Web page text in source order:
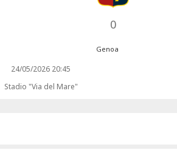
0
Genoa
24/05/2026 20:45
Stadio "Via del Mare"